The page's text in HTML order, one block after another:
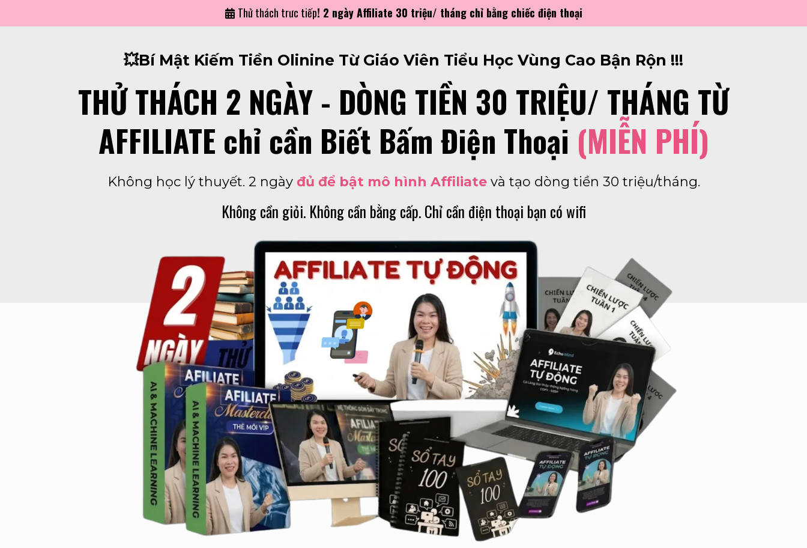
Thử thách trưc tiếp! 2 ngày Affiliate 30 triệu/ tháng chỉ bằng chiếc điện thoại
💥Bí Mật Kiếm Tiền Olinine Từ Giáo Viên Tiểu Học Vùng Cao Bận Rộn !!!
THỬ THÁCH 2 NGÀY - DÒNG TIỀN 30 TRIỆU/ THÁNG TỪ
AFFILIATE chỉ cần Biết Bấm Điện Thoại (MIỄN PHÍ)
Không học lý thuyết. 2 ngày đủ để bật mô hình Affiliatevà tạo dòng tiền 30 triệu/tháng.
Không cần giỏi. Không cần bằng cấp. Chỉ cần điện thoại bạn có wifi